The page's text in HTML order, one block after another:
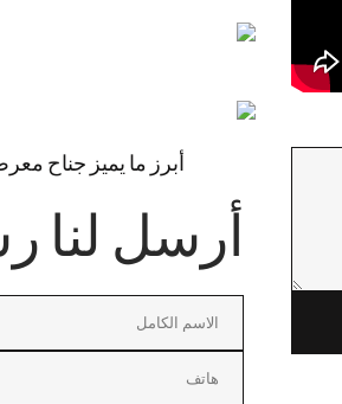
أبرز ما يميز جناح معرض هونغ
أرسل لنا